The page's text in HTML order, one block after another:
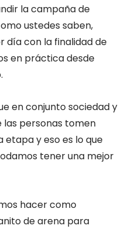
la campaña de
ustedes saben,
día con la finalidad de
en práctica desde
en conjunto sociedad y
las personas tomen
etapa y eso es lo que
tener una mejor
hacer como
de arena para